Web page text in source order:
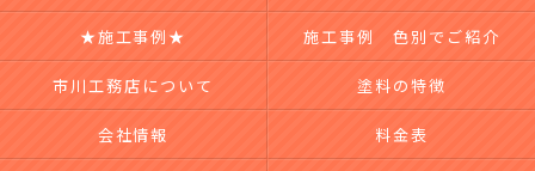
★施工事例★ 施工事例 色別でご紹介
市川工務店について 塗料の特徴
会社情報 料金表